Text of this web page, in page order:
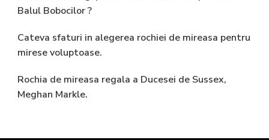
Balul Bobocilor ?
Cateva sfaturi in alegerea rochiei de mireasa pentru
mirese voluptoase.
Rochia de mireasa regala a Ducesei de Sussex,
Meghan Markle.